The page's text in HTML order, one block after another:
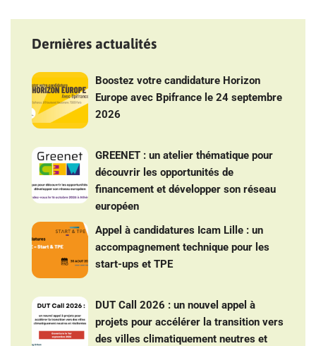
Dernières actualités
Boostez votre candidature Horizon
Europe avec Bpifrance le 24 septembre
2026
GREENET : un atelier thématique pour
découvrir les opportunités de
financement et développer son réseau
européen
Appel à candidatures Icam Lille : un
accompagnement technique pour les
start-ups et TPE
DUT Call 2026 : un nouvel appel à
projets pour accélérer la transition vers
des villes climatiquement neutres et